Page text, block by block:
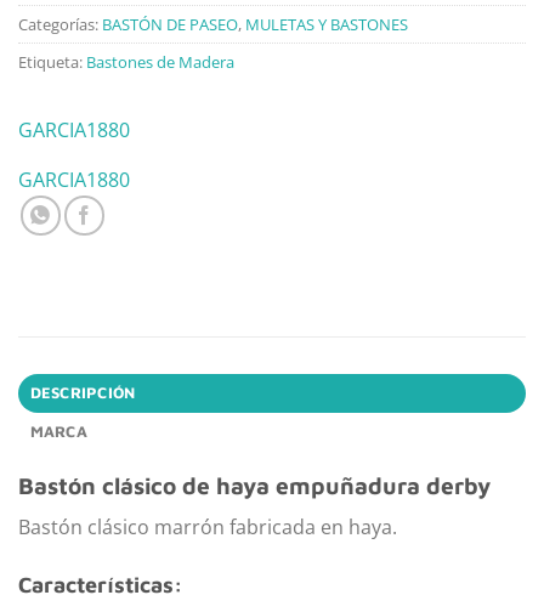
Categorías: BASTÓN DE PASEO, MULETAS Y BASTONES
Etiqueta: Bastones de Madera
GARCIA1880
GARCIA1880
DESCRIPCIÓN
MARCA
Bastón clásico de haya empuñadura derby
Bastón clásico marrón fabricada en haya.
Características: